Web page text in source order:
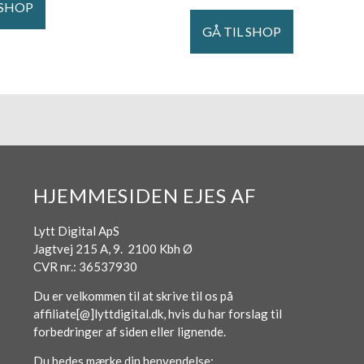
GÅ TIL SHOP
HJEMMESIDEN EJES AF
Lytt Digital ApS
Jagtvej 215 A, 9. 2100 Kbh Ø
CVR nr.: 36537930
Du er velkommen til at skrive til os på
affiliate[@]lyttdigital.dk, hvis du har forslag til
forbedringer af siden eller lignende.